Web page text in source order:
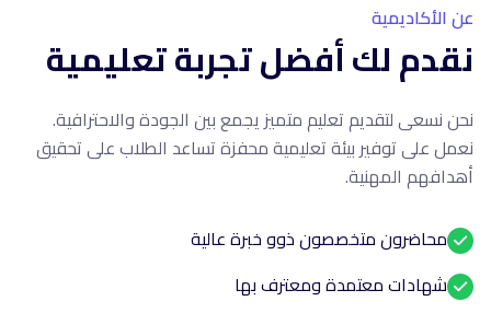
عن الأكاديمية
نقدم لك أفضل تجربة تعليمية
نحن نسعى لتقديم تعليم متميز يجمع بين الجودة والاحترافية.
نعمل على توفير بيئة تعليمية محفزة تساعد الطلاب على تحقيق
أهدافهم المهنية.
محاضرون متخصصون ذوو خبرة عالية
شهادات معتمدة ومعترف بها